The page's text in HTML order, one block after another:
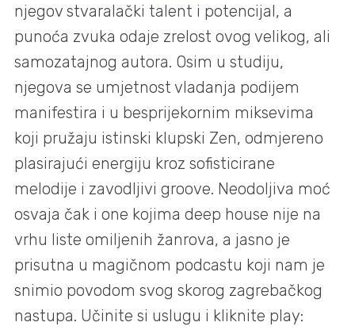
njegov stvaralački talent i potencijal, a
punoća zvuka odaje zrelost ovog velikog, ali
samozatajnog autora. Osim u studiju,
njegova se umjetnost vladanja podijem
manifestira i u besprijekornim miksevima
koji pružaju istinski klupski Zen, odmjereno
plasirajući energiju kroz sofisticirane
melodije i zavodljivi groove. Neodoljiva moć
osvaja čak i one kojima deep house nije na
vrhu liste omiljenih žanrova, a jasno je
prisutna u magičnom podcastu koji nam je
snimio povodom svog skorog zagrebačkog
nastupa. Učinite si uslugu i kliknite play: